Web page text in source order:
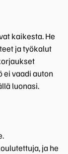
kaikesta. He
ja työkalut
ei vaadi auton
luonasi.
ja he